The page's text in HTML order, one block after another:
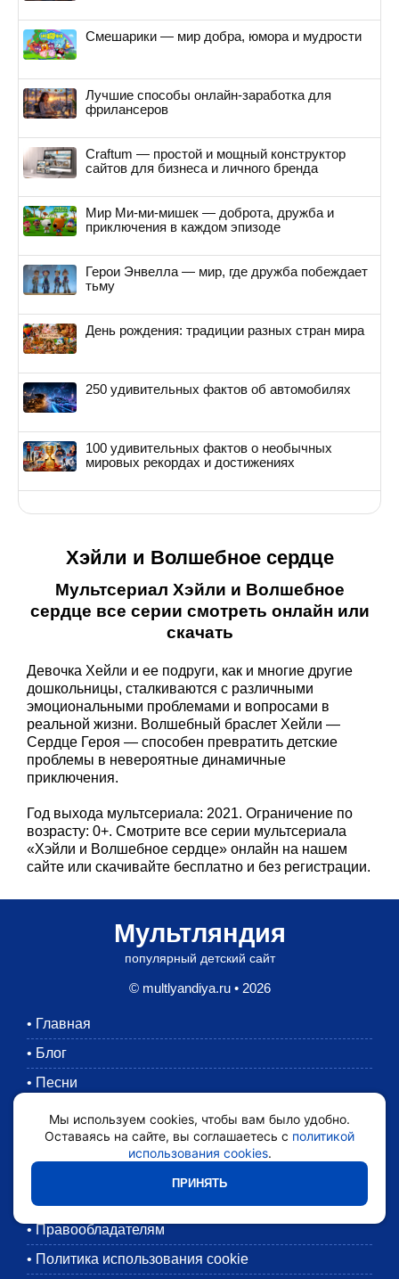
Смешарики — мир добра, юмора и мудрости
Лучшие способы онлайн-заработка для
фрилансеров
Craftum — простой и мощный конструктор
сайтов для бизнеса и личного бренда
Мир Ми-ми-мишек — доброта, дружба и
приключения в каждом эпизоде
Герои Энвелла — мир, где дружба побеждает
тьму
День рождения: традиции разных стран мира
250 удивительных фактов об автомобилях
100 удивительных фактов о необычных
мировых рекордах и достижениях
Хэйли и Волшебное сердце
Мультсериал Хэйли и Волшебное
сердце все серии смотреть онлайн или
скачать
Девочка Хейли и ее подруги, как и многие другие
дошкольницы, сталкиваются с различными
эмоциональными проблемами и вопросами в
реальной жизни. Волшебный браслет Хейли —
Сердце Героя — способен превратить детские
проблемы в невероятные динамичные
приключения.
Год выхода мультсериала: 2021. Ограничение по
возрасту: 0+. Смотрите все серии мультсериала
«Хэйли и Волшебное сердце» онлайн на нашем
сайте или скачивайте бесплатно и без регистрации.
Мультляндия
популярный детский сайт
© multlyandiya.ru • 2026
• Главная
• Блог
• Песни
Раскраски
Картинки
•
•
• Правообладателям
• Политика использования cookie
Мы используем cookies, чтобы вам было удобно.
Оставаясь на сайте, вы соглашаетесь с политикой
использования cookies.
ПРИНЯТЬ